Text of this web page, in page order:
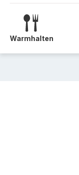
Warmhalten